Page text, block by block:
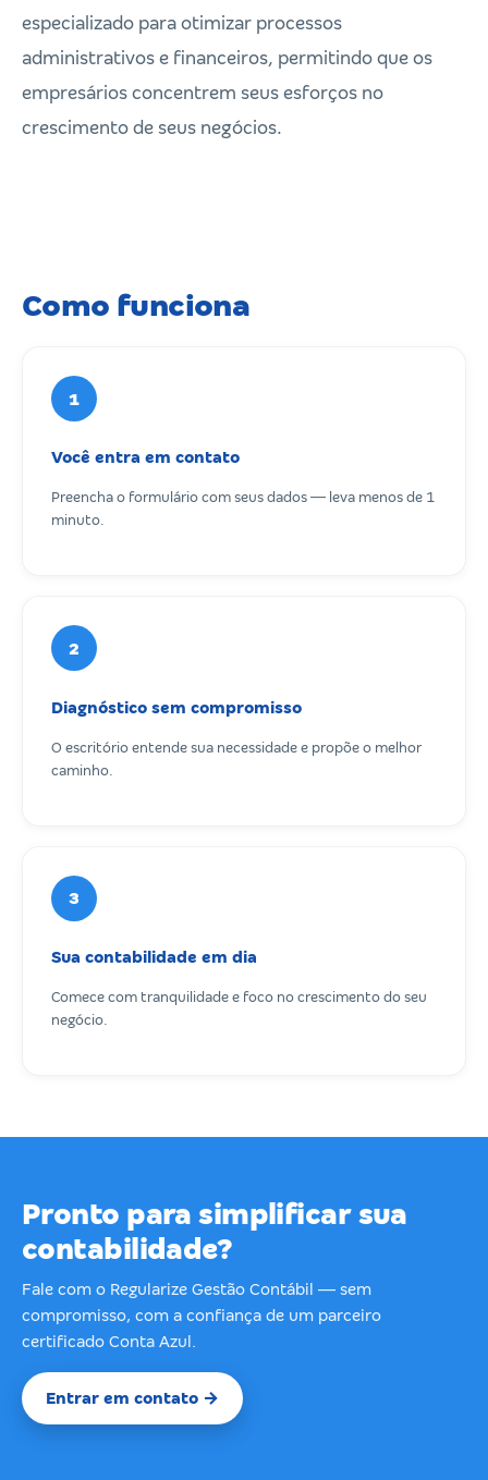
especializado para otimizar processos
administrativos e financeiros, permitindo que os
empresários concentrem seus esforços no
crescimento de seus negócios.
Como funciona
1
Você entra em contato
Preencha o formulário com seus dados — leva menos de 1
minuto.
2
Diagnóstico sem compromisso
O escritório entende sua necessidade e propõe o melhor
caminho.
3
Sua contabilidade em dia
Comece com tranquilidade e foco no crescimento do seu
negócio.
Pronto para simplificar sua
contabilidade?
Fale com o Regularize Gestão Contábil — sem
compromisso, com a confiança de um parceiro
certificado Conta Azul.
Entrar em contato →